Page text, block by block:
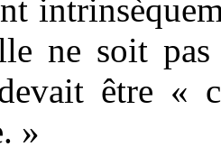
ne soit
être «
»